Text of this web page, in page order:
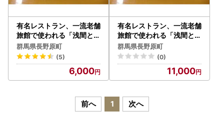
有名レストラン、一流老舗
旅館で使われる「浅間とり
牧場卵」大玉25個【たま
ご 大容量 おすすめ 群馬県
長野原町 北軽井沢】
群馬県長野原町
(5)
6,000
有名レストラン、一流老舗
旅館で使われる「浅間とり
牧場卵」大玉50個【たま
ご 大容量 おすすめ 群馬県
長野原町 北軽井沢】
群馬県長野原町
(0)
11,000
前へ 1 次へ